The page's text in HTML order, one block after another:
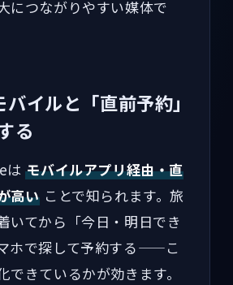
につながりやすい媒体で
イルと「直前予約」
る
はモバイルアプリ経由・直
高い ことで知られます。旅
いてから「今日・明日でき
ホで探して予約する——こ
できているかが効きます。